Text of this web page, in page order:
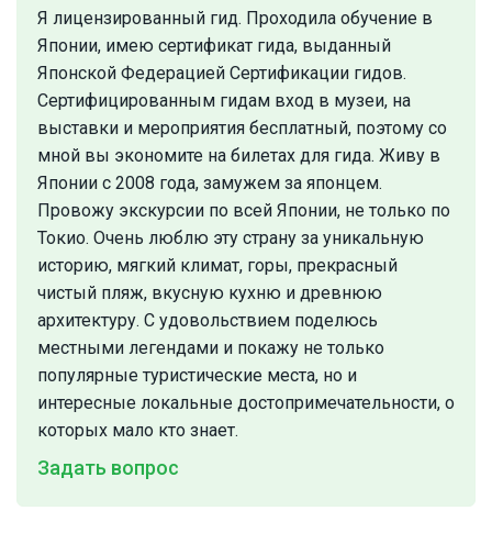
Я лицензированный гид. Проходила обучение в
Японии, имею сертификат гида, выданный
Японской Федерацией Сертификации гидов.
Сертифицированным гидам вход в музеи, на
выставки и мероприятия бесплатный, поэтому со
мной вы экономите на билетах для гида. Живу в
Японии с 2008 года, замужем за японцем.
Провожу экскурсии по всей Японии, не только по
Токио. Очень люблю эту страну за уникальную
историю, мягкий климат, горы, прекрасный
чистый пляж, вкусную кухню и древнюю
архитектуру. С удовольствием поделюсь
местными легендами и покажу не только
популярные туристические места, но и
интересные локальные достопримечательности, о
которых мало кто знает.
Задать вопрос